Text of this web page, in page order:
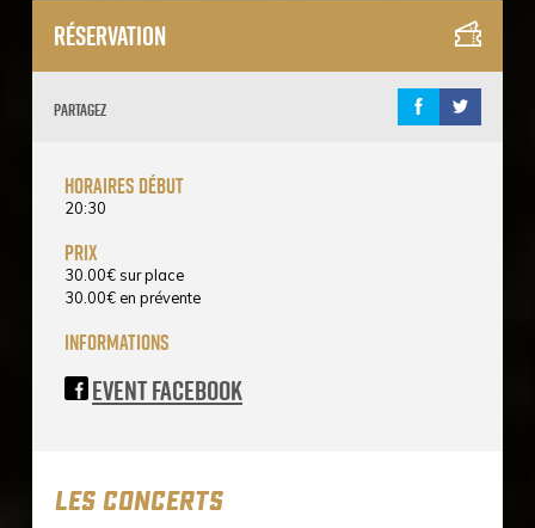
Réservation
Partagez
horaires début
20:30
prix
30.00€ sur place
30.00€ en prévente
informations
Event Facebook
LES CONCERTS